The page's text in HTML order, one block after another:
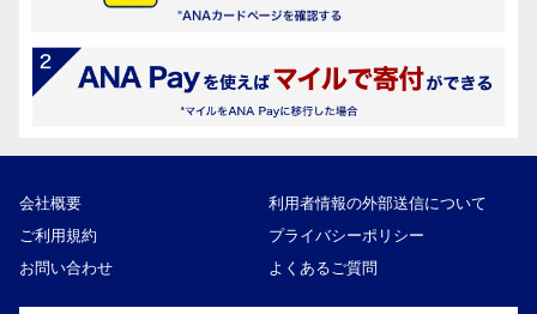
会社概要
利用者情報の外部送信について
ご利用規約
プライバシーポリシー
お問い合わせ
よくあるご質問